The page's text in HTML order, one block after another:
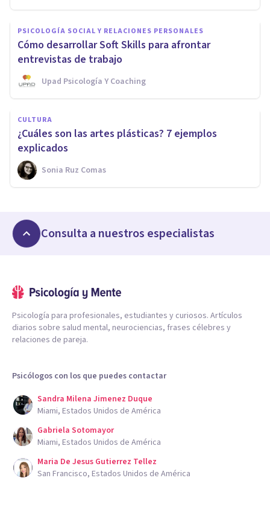
PSICOLOGÍA SOCIAL Y RELACIONES PERSONALES
Cómo desarrollar Soft Skills para afrontar
entrevistas de trabajo
Upad Psicología Y Coaching
CULTURA
¿Cuáles son las artes plásticas? 7 ejemplos
explicados
Sonia Ruz Comas
Consulta a nuestros especialistas
Psicología para profesionales, estudiantes y curiosos. Artículos
diarios sobre salud mental, neurociencias, frases célebres y
relaciones de pareja.
Psicólogos con los que puedes contactar
Sandra Milena Jimenez Duque
Miami, Estados Unidos de América
Gabriela Sotomayor
Miami, Estados Unidos de América
Maria De Jesus Gutierrez Tellez
San Francisco, Estados Unidos de América